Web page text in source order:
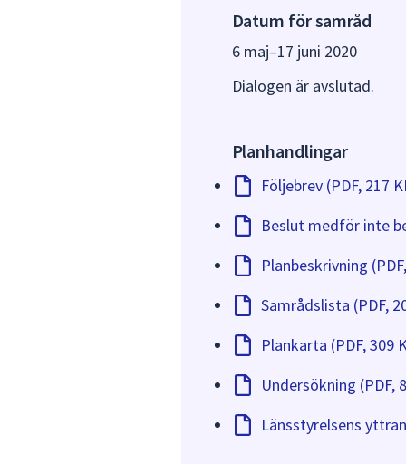
Alla synpunkter på
har gått ut. Samrådets
eventuella revideringar
Vid standardförfarande
Datum för samråd
6 maj–17 juni 2020
Dialogen är avslutad.
Planhandlingar
Följebrev (PDF, 217
Beslut medför inte
Planbeskrivning
Samrådslista (PDF,
Plankarta (PDF, 309
Undersökning (PDF,
Länsstyrelsens